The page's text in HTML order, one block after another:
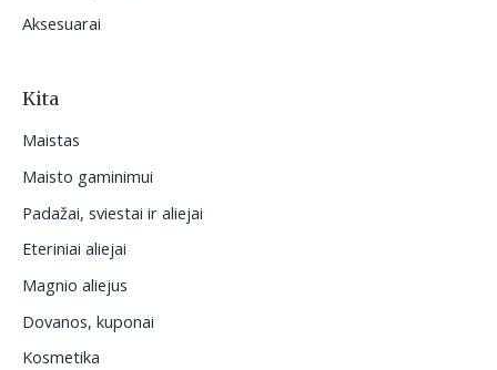
Aksesuarai
Kita
Maistas
Maisto gaminimui
Padažai, sviestai ir aliejai
Eteriniai aliejai
Magnio aliejus
Dovanos, kuponai
Kosmetika